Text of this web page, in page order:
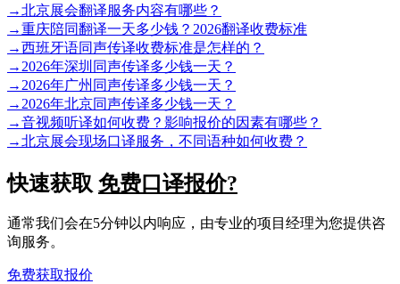
→北京展会翻译服务内容有哪些？
→重庆陪同翻译一天多少钱？2026翻译收费标准
→西班牙语同声传译收费标准是怎样的？
→ 2026年深圳同声传译多少钱一天？
→ 2026年广州同声传译多少钱一天？
→ 2026年北京同声传译多少钱一天？
→音视频听译如何收费？影响报价的因素有哪些？
→北京展会现场口译服务，不同语种如何收费？
快速获取 免费口译报价?
通常我们会在5分钟以内响应，由专业的项目经理为您提供咨
询服务。
免费获取报价